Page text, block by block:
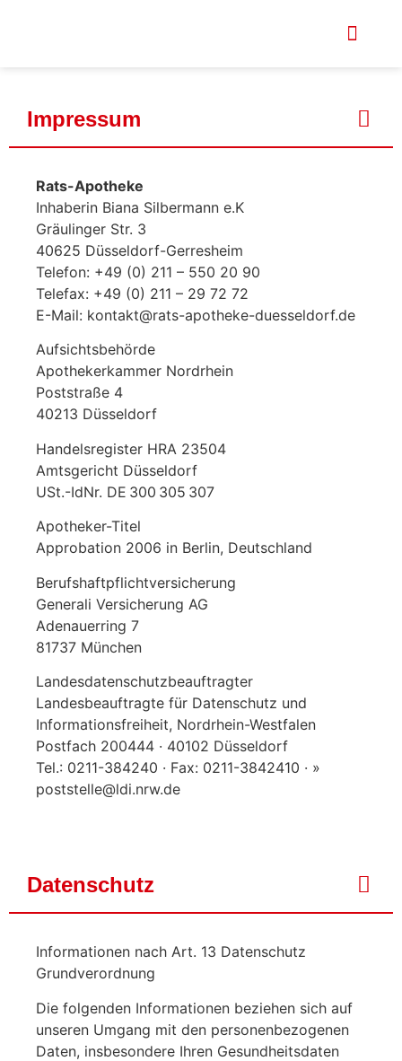
Impressum
Rats-Apotheke
Inhaberin Biana Silbermann e.K
Gräulinger Str. 3
40625 Düsseldorf-Gerresheim
Telefon: +49 (0) 211 – 550 20 90
Telefax: +49 (0) 211 – 29 72 72
E-Mail: kontakt@rats-apotheke-duesseldorf.de
Aufsichtsbehörde
Apothekerkammer Nordrhein
Poststraße 4
40213 Düsseldorf
Handelsregister HRA 23504
Amtsgericht Düsseldorf
USt.-IdNr. DE 300 305 307
Apotheker-Titel
Approbation 2006 in Berlin, Deutschland
Berufshaftpflichtversicherung
Generali Versicherung AG
Adenauerring 7
81737 München
Landesdatenschutzbeauftragter
Landesbeauftragte für Datenschutz und
Informationsfreiheit, Nordrhein-Westfalen
Postfach 200444 · 40102 Düsseldorf
Tel.: 0211-384240 · Fax: 0211-3842410 · »
poststelle@ldi.nrw.de
Datenschutz
Informationen nach Art. 13 Datenschutz
Grundverordnung
Die folgenden Informationen beziehen sich auf
unseren Umgang mit den personenbezogenen
Daten, insbesondere Ihren Gesundheitsdaten